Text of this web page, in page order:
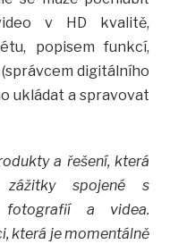
v HD kvalitě,
popisem funkcí,
digitálního
ukládat a spravovat
a řešení, která
zážitky spojené s
fotografií a videa.
která je momentálně